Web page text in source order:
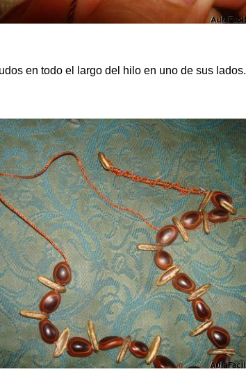
en todo el largo del hilo en uno de sus lados.